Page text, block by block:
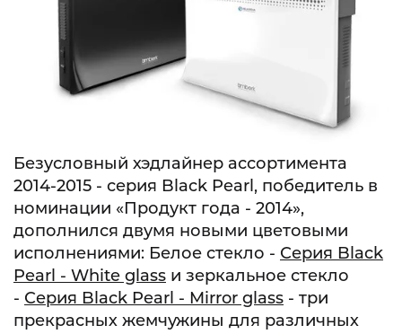
Безусловный хэдлайнер ассортимента
2014-2015 - серия Black Pearl, победитель в
номинации «Продукт года - 2014»,
дополнился двумя новыми цветовыми
исполнениями: Белое стекло - Серия Black
Pearl - White glass и зеркальное стекло
- Серия Black Pearl - Mirror glass - три
прекрасных жемчужины для различных